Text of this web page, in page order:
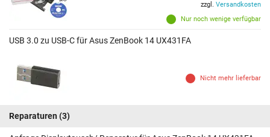
Nur noch wenige verfügbar
zzgl. Versandkosten
USB 3.0 zu USB-C für Asus ZenBook 14 UX431FA
Nicht mehr lieferbar
Reparaturen (3)